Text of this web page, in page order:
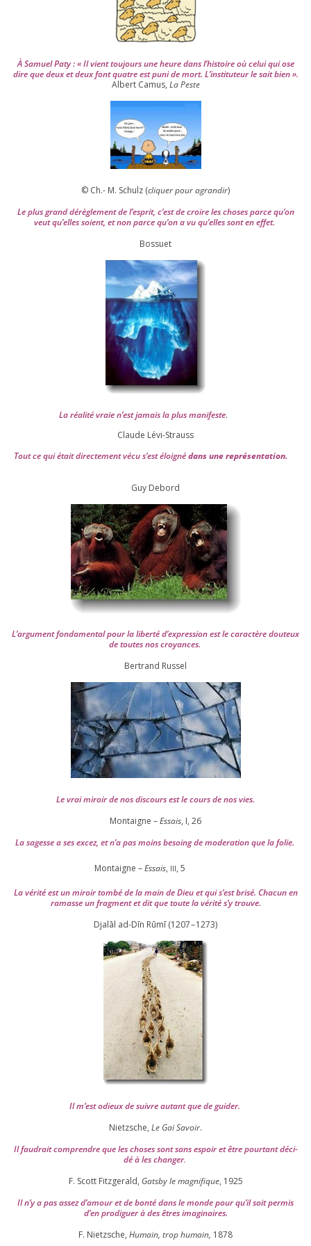
À Samuel Paty : « Il vient tou­jours une heure dans l’his­toire où celui qui ose
dire que deux et deux font quatre est puni de mort. L’instituteur le sait bien ».
Albert Camus, La Peste
© Ch.- M. Schulz (cli­quer pour agran­dir)
Le plus grand dérè­gle­ment de l’es­prit, c’est de croire les choses parce qu’on
veut qu’elles soient, et non parce qu’on a vu qu’elles sont en effet.
Bossuet
La réa­lité vraie n’est jamais la plus mani­feste.
Claude Lévi-Strauss
Tout ce qui était direc­te­ment vécu s’est éloi­gnédans une repré­sen­ta­tion.
Guy Debord
L’argument fon­da­men­tal pour la liber­té d’expression est le carac­tère dou­teux
de toutes nos croyances.
Ber­trand Russel
Le vrai miroir de nos dis­cours est le cours de nos vies.
Montaigne –Essais, I, 26
La sagesse a ses excez, et n’a pas moins besoing de mode­ra­tion que la folie.
Montaigne –Essais, III, 5
La véri­té est un miroir tom­bé de la main de Dieu et qui s’est bri­sé. Chacun en
ramasse un frag­ment et dit que toute la véri­té s’y trouve.
Djalāl ad-Dīn Rūmī (1207–1273)
Il m’est odieux de suivre autant que de gui­der.
Nietzsche, Le Gai Savoir.
Il fau­drait com­prendre que les choses sont sans espoir et être pour­tant déci­
dé à les chan­ger.
F. Scott Fitzgerald, Gatsby le magni­fique, 1925
Il n’y a pas assez d’a­mour et de bon­té dans le monde pour qu’il soit per­mis
d’en pro­di­guer à des êtres imaginaires.
F. Nietzsche, Humain, trop humain, 1878